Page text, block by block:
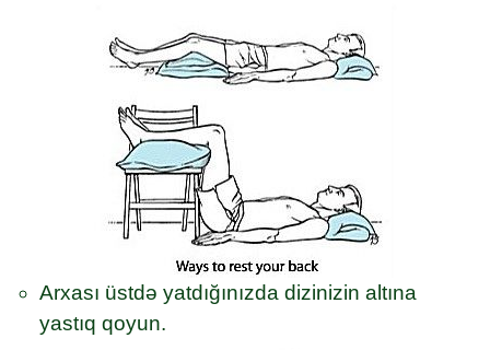
Arxası üstdə yatdığınızda dizinizin altına
yastıq qoyun.